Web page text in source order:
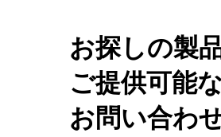
お探しの製
ご提供可能
お問い合わ